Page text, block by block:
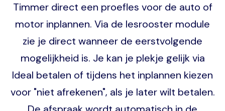
Timmer direct een proefles voor de auto of
motor inplannen. Via de lesrooster module
zie je direct wanneer de eerstvolgende
mogelijkheid is. Je kan je plekje gelijk via
Ideal betalen of tijdens het inplannen kiezen
voor "niet afrekenen", als je later wilt betalen.